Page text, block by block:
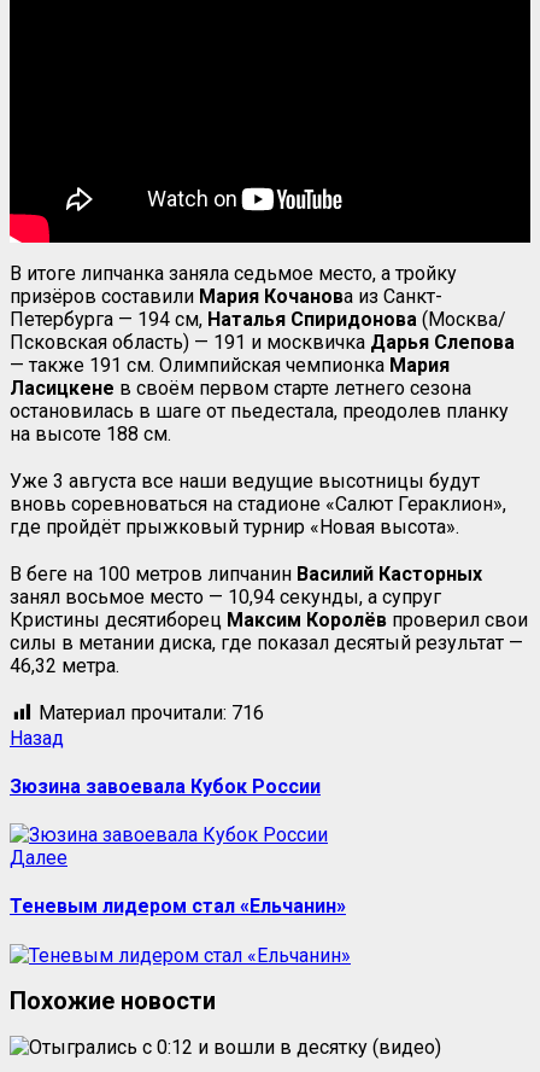
В итоге липчанка заняла седьмое место, а тройку
призёров составили Мария Кочанова из Санкт-
Петербурга — 194 см, Наталья Спиридонова (Москва/
Псковская область) — 191 и москвичка Дарья Слепова
— также 191 см. Олимпийская чемпионка Мария
Ласицкене в своём первом старте летнего сезона
остановилась в шаге от пьедестала, преодолев планку
на высоте 188 см.
Уже 3 августа все наши ведущие высотницы будут
вновь соревноваться на стадионе «Салют Гераклион»,
где пройдёт прыжковый турнир «Новая высота».
В беге на 100 метров липчанин Василий Касторных
занял восьмое место — 10,94 секунды, а супруг
Кристины десятиборец Максим Королёв проверил свои
силы в метании диска, где показал десятый результат —
46,32 метра.
Материал прочитали: 716
Назад
Зюзина завоевала Кубок России
Далее
Теневым лидером стал «Ельчанин»
Похожие новости